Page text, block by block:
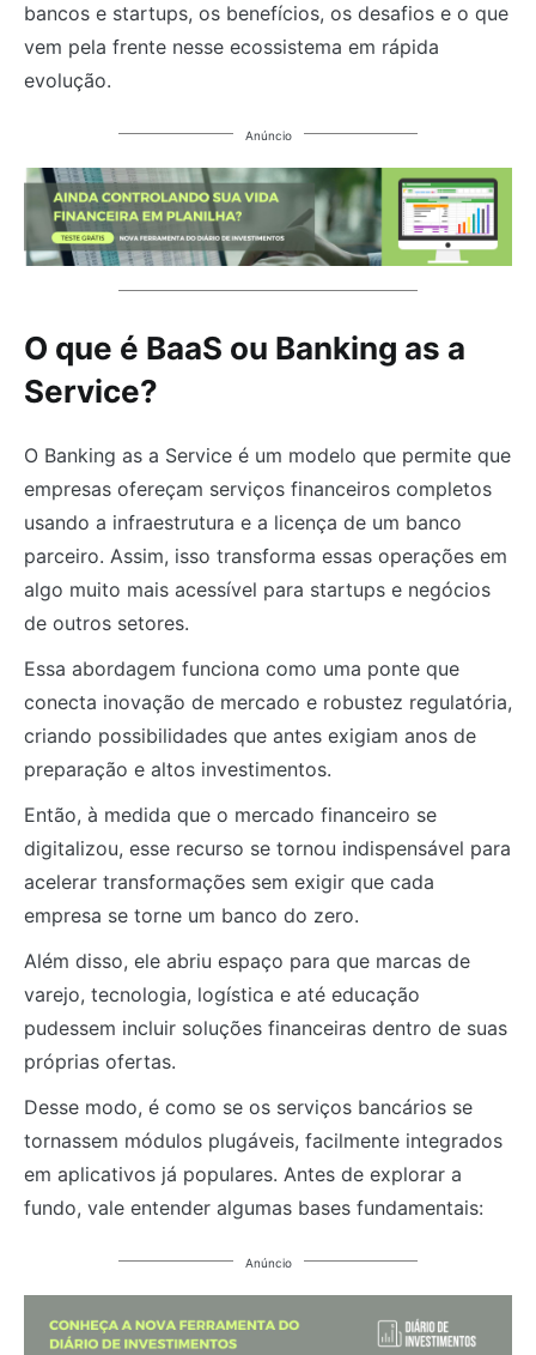
bancos e startups, os benefícios, os desafios e o que
vem pela frente nesse ecossistema em rápida
evolução.
Anúncio
O que é BaaS ou Banking as a
Service?
O Banking as a Service é um modelo que permite que
empresas ofereçam serviços financeiros completos
usando a infraestrutura e a licença de um banco
parceiro. Assim, isso transforma essas operações em
algo muito mais acessível para startups e negócios
de outros setores.
Essa abordagem funciona como uma ponte que
conecta inovação de mercado e robustez regulatória,
criando possibilidades que antes exigiam anos de
preparação e altos investimentos.
Então, à medida que o mercado financeiro se
digitalizou, esse recurso se tornou indispensável para
acelerar transformações sem exigir que cada
empresa se torne um banco do zero.
Além disso, ele abriu espaço para que marcas de
varejo, tecnologia, logística e até educação
pudessem incluir soluções financeiras dentro de suas
próprias ofertas.
Desse modo, é como se os serviços bancários se
tornassem módulos plugáveis, facilmente integrados
em aplicativos já populares. Antes de explorar a
fundo, vale entender algumas bases fundamentais:
Anúncio